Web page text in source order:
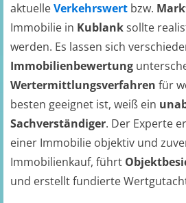
aktuelleVerkehrswert bzw.
Immobilie in Kublanksollte
werden. Es lassen sich
Immobilienbewertung
Wertermittlungsverfahren für
besten geeignet ist, weiß ein
Sachverständiger. Der Experte
einer Immobilie objektiv und
Immobilienkauf, führt
und erstellt fundierte